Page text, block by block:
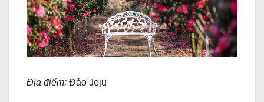
Địa điểm: Đảo Jeju